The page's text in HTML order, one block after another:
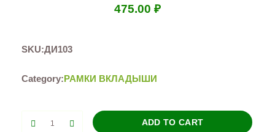
475.00 ₽
SKU:ДИ103
Category:РАМКИ ВКЛАДЫШИ
ADD TO CART